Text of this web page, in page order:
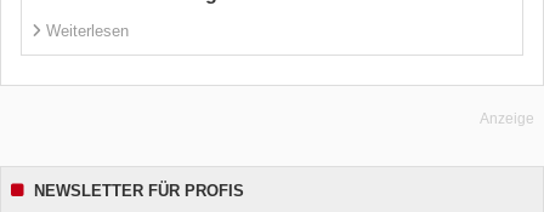
Weiterlesen
Anzeige
NEWSLETTER FÜR PROFIS